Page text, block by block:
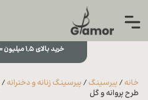
جستجو...
مجله
خرید بالای ۱,۵ میلیون = ارسال رایگان!
خانه / پیرسینگ / پیرسینگ زنانه و دخترانه /
طرح پروانه و گل